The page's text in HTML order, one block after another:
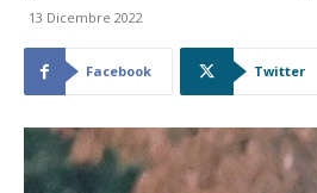
13 Dicembre 2022
Facebook Twitter